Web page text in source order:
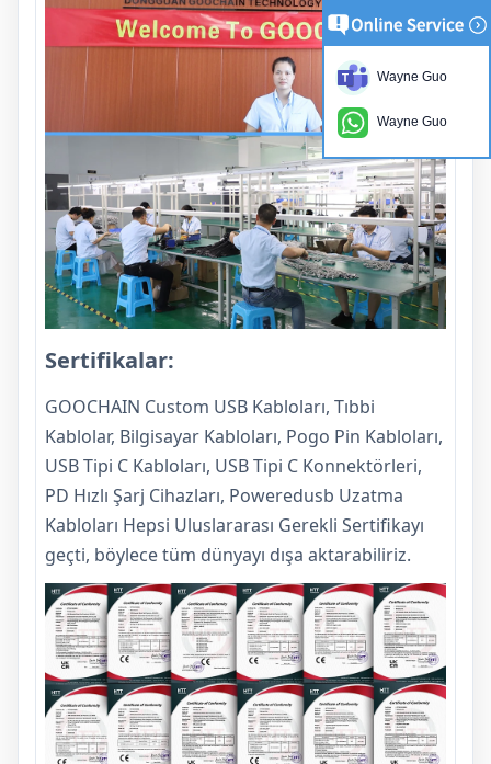
Sertifikalar:
GOOCHAIN ​​Custom USB Kabloları, Tıbbi
Kablolar, Bilgisayar Kabloları, Pogo Pin Kabloları,
USB Tipi C Kabloları, USB Tipi C Konnektörleri,
PD Hızlı Şarj Cihazları, Poweredusb Uzatma
Kabloları Hepsi Uluslararası Gerekli Sertifikayı
geçti, böylece tüm dünyayı dışa aktarabiliriz.
Wayne Guo
Wayne Guo